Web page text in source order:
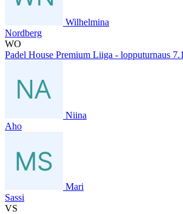
Wilhelmina
Nordberg
WO
Padel House Premium Liiga - lopputurnaus
Niina
Aho
Mari
Sassi
VS